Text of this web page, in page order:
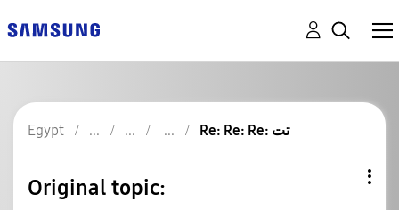
Egypt Re: Re: Re: تت
Original topic: